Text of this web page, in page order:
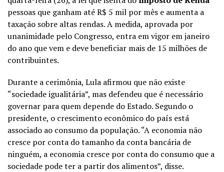
pessoas que ganham até R$ 5 mil por mês e aumenta a
taxação sobre altas rendas. A medida, aprovada por
unanimidade pelo Congresso, entra em vigor em janeiro
do ano que vem e deve beneficiar mais de 15 milhões de
contribuintes.
Durante a cerimônia, Lula afirmou que não existe
“sociedade igualitária”, mas defendeu que é necessário
governar para quem depende do Estado. Segundo o
presidente, o crescimento econômico do país está
associado ao consumo da população. “A economia não
cresce por conta do tamanho da conta bancária de
ninguém, a economia cresce por conta do consumo que a
sociedade pode ter a partir dos alimentos”, disse.